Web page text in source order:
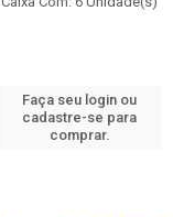
Faça seu login ou
cadastre-se para
comprar.